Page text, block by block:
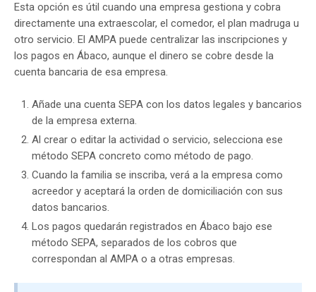
Esta opción es útil cuando una empresa gestiona y cobra
directamente una extraescolar, el comedor, el plan madruga u
otro servicio. El AMPA puede centralizar las inscripciones y
los pagos en Ábaco, aunque el dinero se cobre desde la
cuenta bancaria de esa empresa.
Añade una cuenta SEPA con los datos legales y bancarios
de la empresa externa.
Al crear o editar la actividad o servicio, selecciona ese
método SEPA concreto como método de pago.
Cuando la familia se inscriba, verá a la empresa como
acreedor y aceptará la orden de domiciliación con sus
datos bancarios.
Los pagos quedarán registrados en Ábaco bajo ese
método SEPA, separados de los cobros que
correspondan al AMPA o a otras empresas.